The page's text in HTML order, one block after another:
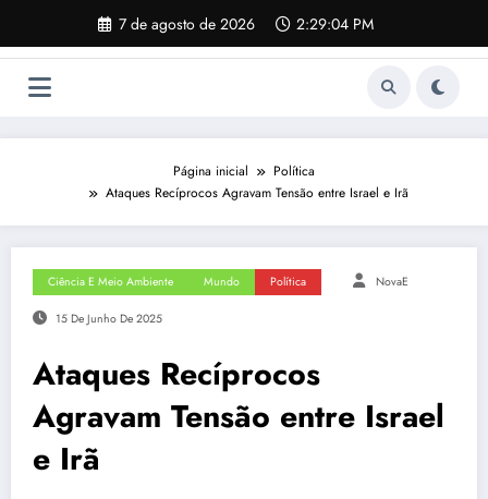
o
7 de agosto de 2026 2:29:04 PM
Página inicial
Política
Ataques Recíprocos Agravam Tensão entre Israel e Irã
Ciência E Meio Ambiente Mundo Política NovaE
15 De Junho De 2025
Ataques Recíprocos
Agravam Tensão entre Israel
e Irã